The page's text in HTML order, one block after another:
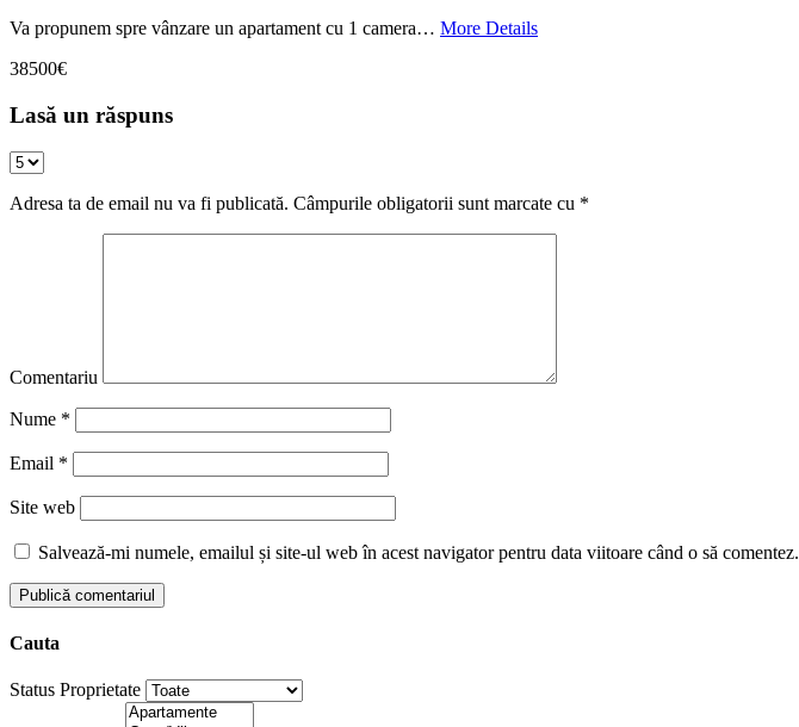
Va propunem spre vânzare un apartament cu 1 camera… More Details
38500€
Lasă un răspuns
Adresa ta de email nu va fi publicată. Câmpurile obligatorii sunt marcate cu *
Comentariu
Nume *
Email *
Site web
Salvează-mi numele, emailul și site-ul web în acest navigator pentru data viitoare când o să comentez.
Cauta
Status Proprietate